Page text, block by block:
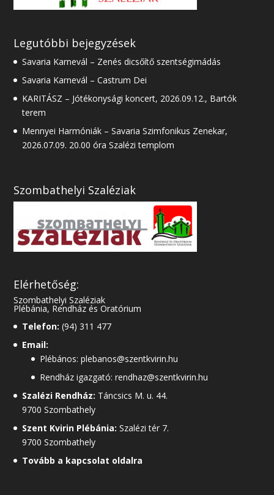
Legutóbbi bejegyzések
Savaria Karnevál – Zenés dicsőítő szentségimádás
Savaria Karnevál – Castrum Dei
KARITÁSZ – Jótékonysági koncert, 2026.09.12., Bartók
terem
Mennyei Harmóniák – Savaria Szimfonikus Zenekar,
2026.07.09. 20.00 óra Szalézi templom
Szombathelyi Szaléziak
Elérhetőség:
Szombathelyi Szaléziak
Plébánia, Rendház és Oratórium
Telefon:(94) 311 477
Email:
Plébános: plebanos@szentkvirin.hu
Rendház igazgató: rendhaz@szentkvirin.hu
Szalézi Rendház: Táncsics M. u. 44.
9700 Szombathely
Szent Kvirin Plébánia: Szalézi tér 7.
9700 Szombathely
Tovább a kapcsolat oldalra